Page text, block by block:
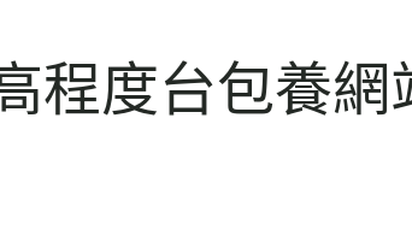
程度台包養